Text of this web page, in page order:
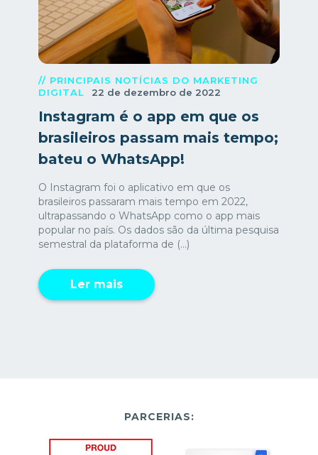
// PRINCIPAIS NOTÍCIAS DO MARKETING
DIGITAL
22 de dezembro de 2022
Instagram é o app em que os
brasileiros passam mais tempo;
bateu o WhatsApp!
O Instagram foi o aplicativo em que os
brasileiros passaram mais tempo em 2022,
ultrapassando o WhatsApp como o app mais
popular no país. Os dados são da última pesquisa
semestral da plataforma de (...)
Ler mais
PARCERIAS: